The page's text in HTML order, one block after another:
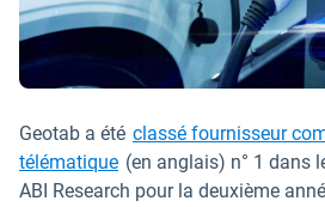
Geotab a été classé fournisseur
télématique (en anglais) n° 1 dans
ABI Research pour la deuxième